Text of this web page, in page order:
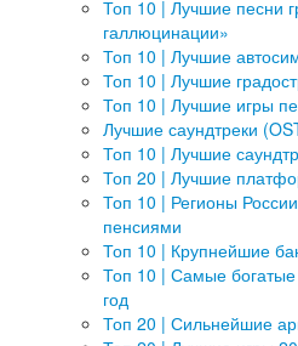
Топ 10 | Лучшие песни
галлюцинации»
Топ 10 | Лучшие
Топ 10 | Лучшие
Топ 10 | Лучшие игры
Лучшие саундтреки
Топ 10 | Лучшие
Топ 20 | Лучшие
Топ 10 | Регионы
пенсиями
Топ 10 | Крупнейшие
Топ 10 | Самые
год
Топ 20 | Сильнейшие